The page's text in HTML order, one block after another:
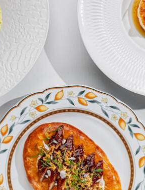
Войти ·